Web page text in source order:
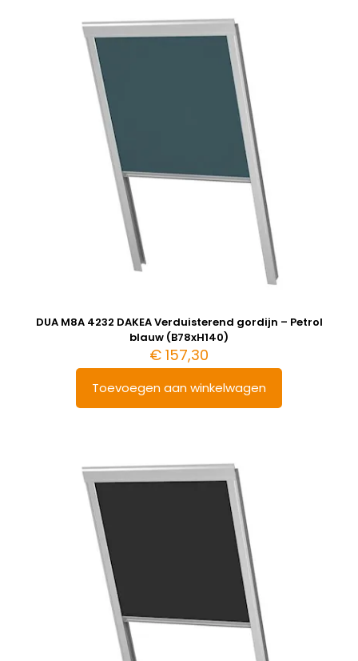
DUA M8A 4232 DAKEA Verduisterend gordijn – Petrol
blauw (B78xH140)
€ 157,30
Toevoegen aan winkelwagen